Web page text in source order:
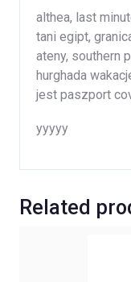
althea, last
tani egipt,
ateny, southern
hurghada
jest paszport
yyyyy
Related